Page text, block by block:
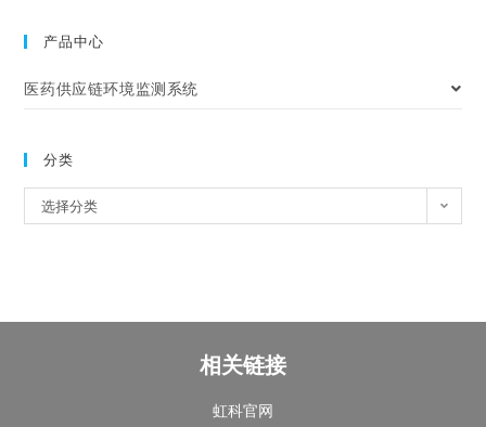
产品中心
医药供应链环境监测系统
分类
选择分类
相关链接
虹科官网